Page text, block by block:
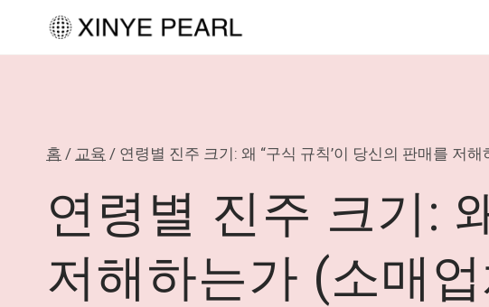
홈 / 교육 / 연령별 진주 크기: 왜 “구식 규칙’이 당신의 판매를 저
연령별 진주 크기:
저해하는가 (소매